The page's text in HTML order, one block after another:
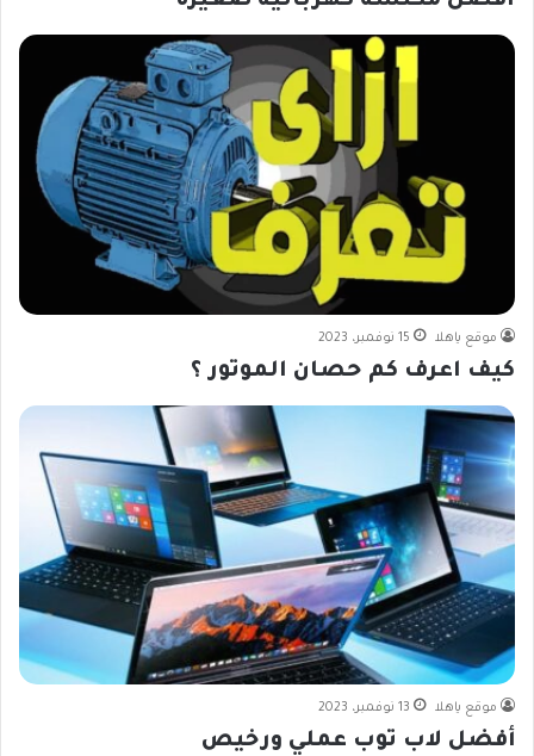
موقع ياهلا 15 نوفمبر، 2023
كيف اعرف كم حصان الموتور ؟
موقع ياهلا 13 نوفمبر، 2023
أفضل لاب توب عملي ورخيص